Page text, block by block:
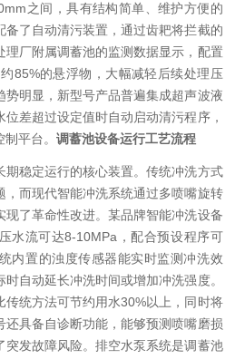
之间，具有结构简单、维护方便的
了自动清污装置，通过齿耙将拦截的
厂附属调蓄池的监测数据显示，配置
85%的悬浮物，大幅减轻后续处理压
势明显，新型号产品普遍集成超声波液
差超过设定值时自动启动清污程序，
制平台。调蓄池设备运行工艺流程
期稳定运行的核心装置。传统冲洗方式
，而现代智能冲洗系统通过多喷嘴旋转
了革命性改进。某品牌智能冲洗设备
水流可达8-10MPa，配合预设程序可
内置的浊度传感器能实时监测冲洗效
自动延长冲洗时间或增加冲洗强度。
传统方法可节约用水30%以上，同时将
具备自诊断功能，能够预测喷嘴磨损
突发故障风险。排空水泵系统是调蓄池